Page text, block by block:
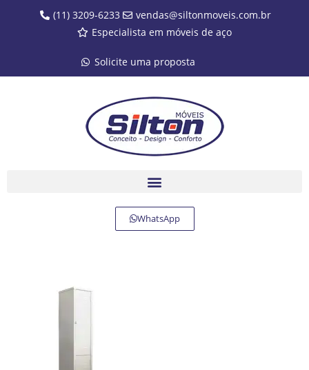
(11) 3209-6233
vendas@siltonmoveis.com.br
Especialista em móveis de aço
Solicite uma proposta
WhatsApp